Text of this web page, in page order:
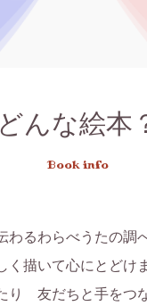
どんな絵本
Book info
わるわらべうたの調
く描いて心にとどけ
り　友だちと手をつ